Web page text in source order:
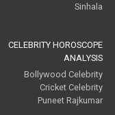
Sinhala
CELEBRITY HOROSCOPE
ANALYSIS
Bollywood Celebrity
Cricket Celebrity
Puneet Rajkumar